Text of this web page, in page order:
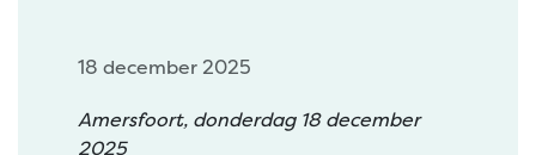
18 december 2025
Amersfoort, donderdag 18 december
2025